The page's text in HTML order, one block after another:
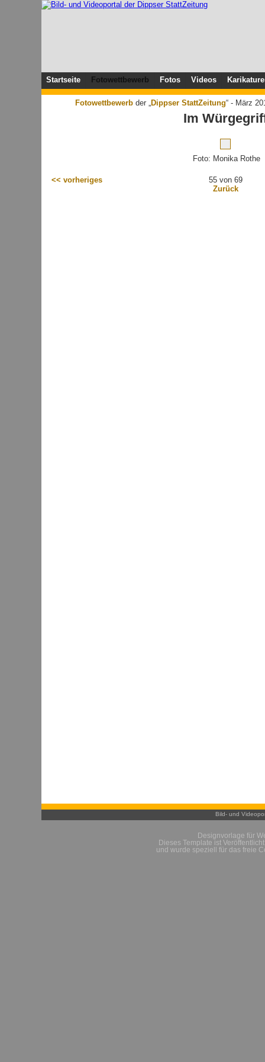
Startseite Fotowettbewerb Fotos Videos
Fotowettbewerbder „Dippser StattZeitung“ - März
Im
Foto: Monika Rothe
<< vorheriges
55 von 69
Zurück
Bild- und
Designvorlage für
Dieses Template ist
und wurde speziell für das freie